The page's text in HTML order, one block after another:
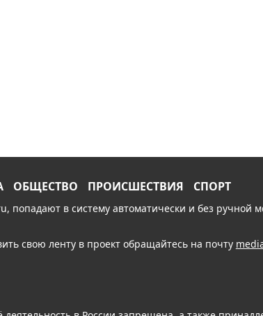
ОБЩЕСТВО ПРОИСШЕСТВИЯ СПОРТ
попадают в систему автоматически и без ручной
свою ленту в проект обращайтесь на почту